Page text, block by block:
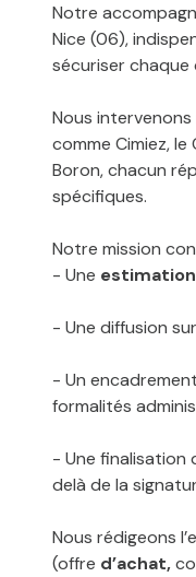
Notre
Nice (06),
sécuriser chaque
Nous
comme Cimiez, le
Boron, chacun
spécifiques.
Notre mission
- Une
- Une diffusion
- Un encadrement
formalités
- Une finalisation
delà de la
Nous rédigeons
(offre d’achat,